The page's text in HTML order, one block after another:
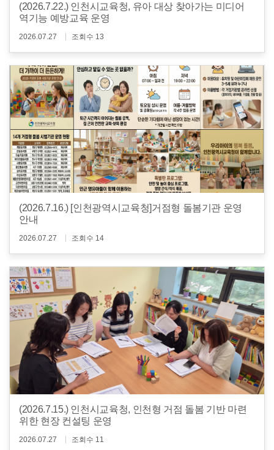
(2026.7.22.) 인천시교육청, 유아 대상 찾아가는 미디어
역기능 예방교육 운영
2026.07.27 조회수 13
(2026.7.16.) [인천광역시교육청]거점형 돌봄기관 운영
안내
2026.07.27 조회수 14
(2026.7.15.) 인천시교육청, 인천형 거점 돌봄 기반 마련
위한 현장 컨설팅 운영
2026.07.27 조회수 11